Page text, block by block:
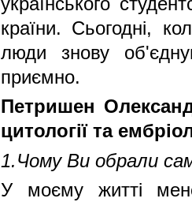
країни. Сьогодні,
люди знову
приємно.
Петришен
цитології та
1.Чому Ви обрали
У моєму житті